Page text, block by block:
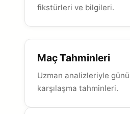
fikstürleri ve bilgileri.
Maç Tahminleri
Uzman analizleriyle
karşılaşma tahminleri.